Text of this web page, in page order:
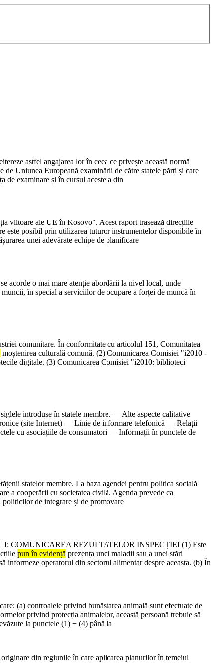
astfel angajarea lor în ceea ce privește această normă
de Uniunea Europeană examinării de către statele părți și care
de examinare și în cursul acesteia din
viitoare ale UE în Kosovo". Acest raport trasează direcțiile
este posibil prin utilizarea tuturor instrumentelor disponibile în
unei adevărate echipe de planificare
acorde o mai mare atenție abordării la nivel local, unde
în special a serviciilor de ocupare a forței de muncă în
comunitare. În conformitate cu articolul 151, Comunitatea
moștenirea culturală comună. (2) Comunicarea Comisiei "i2010 -
digitale. (3) Comunicarea Comisiei "i2010: biblioteci
introduse în statele membre. ― Alte aspecte calitative
(site Internet) ― Linie de informare telefonică ― Relații
cu asociațiile de consumatori ― Informații în punctele de
statelor membre. La baza agendei pentru politica socială
a cooperării cu societatea civilă. Agenda prevede ca
politicilor de integrare și de promovare
COMUNICAREA REZULTATELOR INSPECȚIEI (1) Este
pun în evidență prezența unei maladii sau a unei stări
informeze operatorul din sectorul alimentar despre aceasta. (b) În
(a) controalele privind bunăstarea animală sunt efectuate de
privind protecția animalelor, această persoană trebuie să
la punctele (1) − (4) până la
din regiunile în care aplicarea planurilor în temeiul